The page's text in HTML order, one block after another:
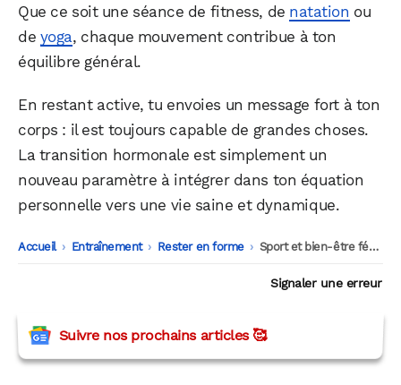
Que ce soit une séance de fitness, de natation ou
de yoga, chaque mouvement contribue à ton
équilibre général.
En restant active, tu envoies un message fort à ton
corps : il est toujours capable de grandes choses.
La transition hormonale est simplement un
nouveau paramètre à intégrer dans ton équation
personnelle vers une vie saine et dynamique.
Accueil -
Entraînement -
Rester en forme -
Sport et bien-être féminin durant la transition hormonale
Signaler une erreur
Suivre nos prochains articles 🥰